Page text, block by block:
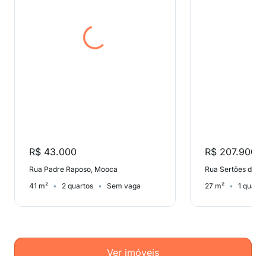
R$ 43.000
Rua Padre Raposo, Mooca
41 m²
2 quartos Sem vaga
R$ 207.900
27 m² 1 quarto
Ver imóveis